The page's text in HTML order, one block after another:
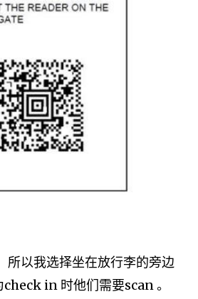
所以我选择坐在放行李的旁边
in 时他们需要scan 。